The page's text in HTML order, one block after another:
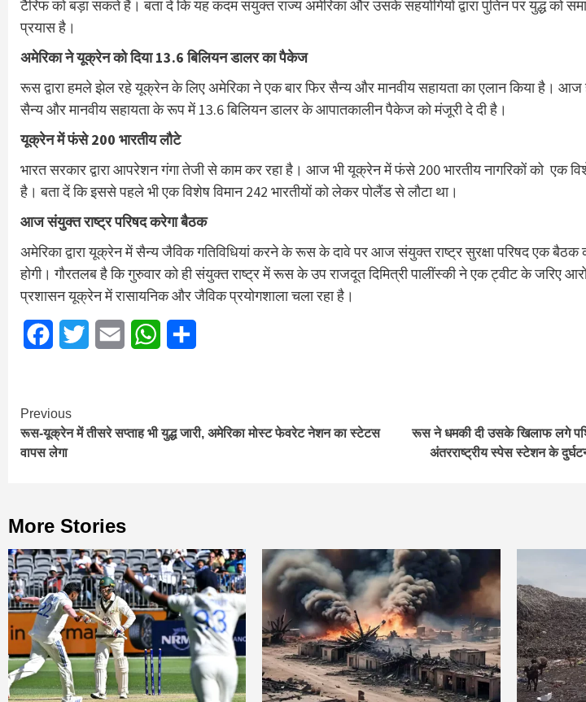
टैरिफ को बड़ा सकते हैं। बता दें कि यह कदम संयुक्त राज्य अमेरिका और उसके सहयोगियों द्वारा पुतिन पर युद्ध को
प्रयास है।
अमेरिका ने यूक्रेन को दिया 13.6 बिलियन डालर का पैकेज
रूस द्वारा हमले झेल रहे यूक्रेन के लिए अमेरिका ने एक बार फिर सैन्य और मानवीय सहायता का एलान किया है।
सैन्य और मानवीय सहायता के रूप में 13.6 बिलियन डालर के आपातकालीन पैकेज को मंजूरी दे दी है।
यूक्रेन में फंसे 200 भारतीय लौटे
भारत सरकार द्वारा आपरेशन गंगा तेजी से काम कर रहा है। आज भी यूक्रेन में फंसे 200 भारतीय नागरिकों को एक
है। बता दें कि इससे पहले भी एक विशेष विमान 242 भारतीयों को लेकर पोलैंड से लौटा था।
आज संयुक्त राष्ट्र परिषद करेगा बैठक
अमेरिका द्वारा यूक्रेन में सैन्य जैविक गतिविधियां करने के रूस के दावे पर आज संयुक्त राष्ट्र सुरक्षा परिषद एक बैठक
होगी। गौरतलब है कि गुरुवार को ही संयुक्त राष्ट्र में रूस के उप राजदूत दिमित्री पालींस्की ने एक ट्वीट के जरिए
प्रशासन यूक्रेन में रासायनिक और जैविक प्रयोगशाला चला रहा है।
FacebookTwitter Email WhatsApp
Continue
Reading
Previous
रूस-यूक्रेन में तीसरे सप्ताह भी युद्ध जारी, अमेरिका मोस्ट फेवरेट नेशन का स्टेटस
वापस लेगा
रूस ने धमकी दी उसके खिलाफ लगे
अंतरराष्‍ट्रीय स्‍पेस स्टेशन के
More Stories